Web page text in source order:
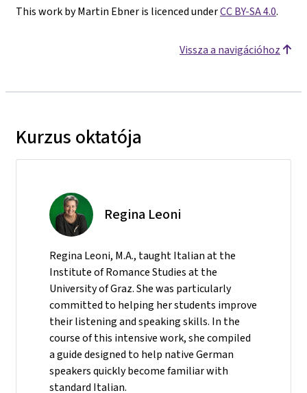
This work by Martin Ebner is licenced underCC BY-SA 4.0.
Vissza a navigációhoz
Kurzus oktatója
Regina Leoni
Regina Leoni, M.A., taught Italian at the
Institute of Romance Studies at the
University of Graz. She was particularly
committed to helping her students improve
their listening and speaking skills. In the
course of this intensive work, she compiled
a guide designed to help native German
speakers quickly become familiar with
standard Italian.